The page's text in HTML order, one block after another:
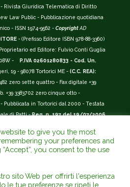
- Rivista Giuridica Telematica di Diritto
Law Public - Pubblicazione quotidiana
- ISSN 1974-9562 - Copyright AD
- (Prefisso Editore ISBN 978-88-3360)
ed Editore: Fulvio Conti Guglia
-
P.IVA 02601280833 - Cod. Un.
19 - 98078 Tortorici ME - (C.C. REA):
zero sette quattro - Fax digitale +39
+39 3383702 zero cinque otto -
in Tortorici dal 2000 - Testata
di Patti -Reg. n. 197 del 19/07/2006
__________
ISSN 1974-9562
12 - (
n.76/2010). Valutazione della Qualità della
to give you the most
your preferences and
you consent to the use
sito Web per offrirti l'esperienza
le tue preferenze se ripeti le